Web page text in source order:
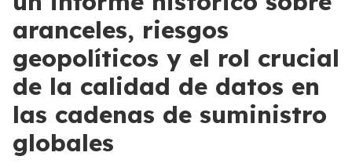
aranceles, riesgos
geopolíticos y el rol crucial
de la calidad de datos en
las cadenas de suministro
globales